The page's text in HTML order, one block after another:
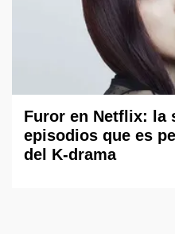
Furor en Netflix: la
episodios que es
del K-drama